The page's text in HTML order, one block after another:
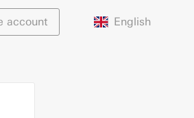
account English